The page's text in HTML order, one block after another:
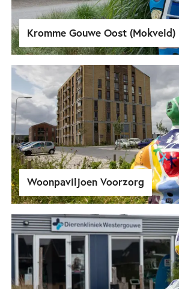
Kromme Gouwe Oost (Mokveld)
Woonpaviljoen Voorzorg